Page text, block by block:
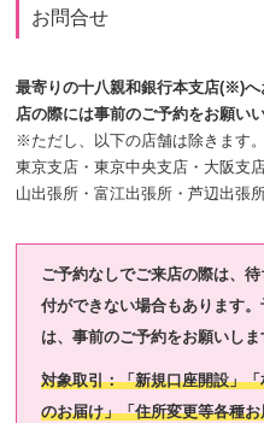
お問合せ
最寄りの十八親和銀行本支店(※)
店の際には事前のご予約をお願い
※ただし、以下の店舗は除きます。
東京支店・東京中央支店・大阪支
山出張所・富江出張所・芦辺出張
ご予約なしでご来店の際は、
付ができない場合もあります
は、事前のご予約をお願いしま
対象取引：「新規口座開設」
のお届け」「住所変更等各種